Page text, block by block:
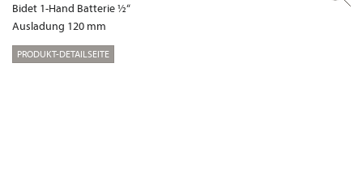
Bidet 1-Hand Batterie ½“
Ausladung 120 mm
PRODUKT-DETAILSEITE